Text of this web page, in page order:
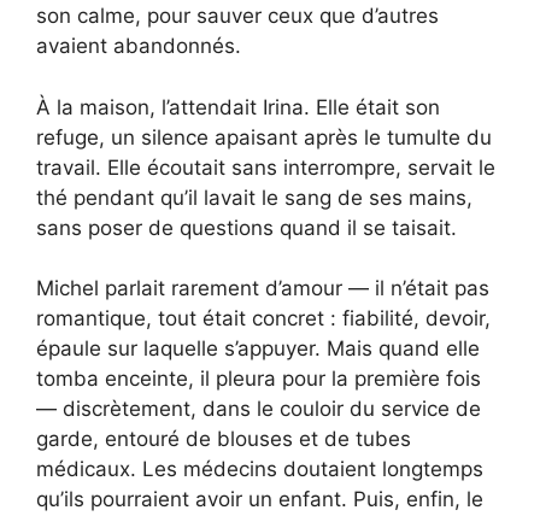
son calme, pour sauver ceux que d’autres
avaient abandonnés.
À la maison, l’attendait Irina. Elle était son
refuge, un silence apaisant après le tumulte du
travail. Elle écoutait sans interrompre, servait le
thé pendant qu’il lavait le sang de ses mains,
sans poser de questions quand il se taisait.
Michel parlait rarement d’amour — il n’était pas
romantique, tout était concret : fiabilité, devoir,
épaule sur laquelle s’appuyer. Mais quand elle
tomba enceinte, il pleura pour la première fois
— discrètement, dans le couloir du service de
garde, entouré de blouses et de tubes
médicaux. Les médecins doutaient longtemps
qu’ils pourraient avoir un enfant. Puis, enfin, le